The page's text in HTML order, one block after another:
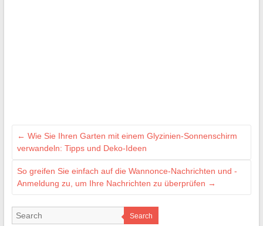
← Wie Sie Ihren Garten mit einem Glyzinien-Sonnenschirm
verwandeln: Tipps und Deko-Ideen
So greifen Sie einfach auf die Wannonce-Nachrichten und -
Anmeldung zu, um Ihre Nachrichten zu überprüfen →
Search